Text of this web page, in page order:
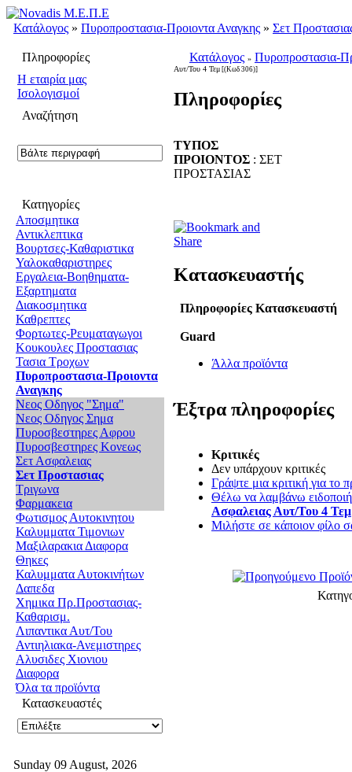
Κατάλογος » Πυροπροστασια-Προιοντα Αναγκης » Σετ
Πληροφορίες
H εταιρία μας
Ισολογισμοί
Αναζήτηση
Κατηγορίες
Αποσμητικα
Αντικλεπτικα
Βουρτσες-Καθαριστικα
Υαλοκαθαριστηρες
Εργαλεια-Βοηθηματα-
Εξαρτηματα
Διακοσμητικα
Καθρεπτες
Φορτωτες-Ρευματαγωγοι
Κουκουλες Προστασιας
Τασια Τροχων
Πυροπροστασια-Προιοντα
Αναγκης
Νεος Οδηγος "Σημα"
Νεος Οδηγος Σημα
Πυροσβεστηρες Αφρου
Πυροσβεστηρες Κονεως
Σετ Ασφαλειας
Σετ Προστασιας
Τριγωνα
Φαρμακεια
Φωτισμος Αυτοκινητου
Καλυμματα Τιμονιων
Μαξιλαρακια Διαφορα
Θηκες
Καλυμματα Αυτοκινήτων
Δαπεδα
Χημικα Πρ.Προστασιας-
Καθαρισμ.
Λιπαντικα Αυτ/Του
Αντιηλιακα-Ανεμιστηρες
Αλυσιδες Χιονιου
Διαφορα
Όλα τα προϊόντα
Κατασκευαστές
Κατάλογος » Πυροπροστασια-
Αυτ/Του 4 Τεμ [(Κωδ 306)]
Πληροφορίες
ΤΥΠΟΣ
ΠΡΟΙΟΝΤΟΣ : ΣΕΤ
ΠΡΟΣΤΑΣΙΑΣ
Κατασκευαστής
Πληροφορίες Κατασκευαστή
Guard
Άλλα προϊόντα
Έξτρα πληροφορίες
Κριτικές
Δεν υπάρχουν κριτικές
Γράψτε μια κριτική για το
Θέλω να λαμβάνω
Ασφαλειας Αυτ/Του 4 Τεμ
Μιλήστε σε κάποιον φίλο
Sunday 09 August, 2026